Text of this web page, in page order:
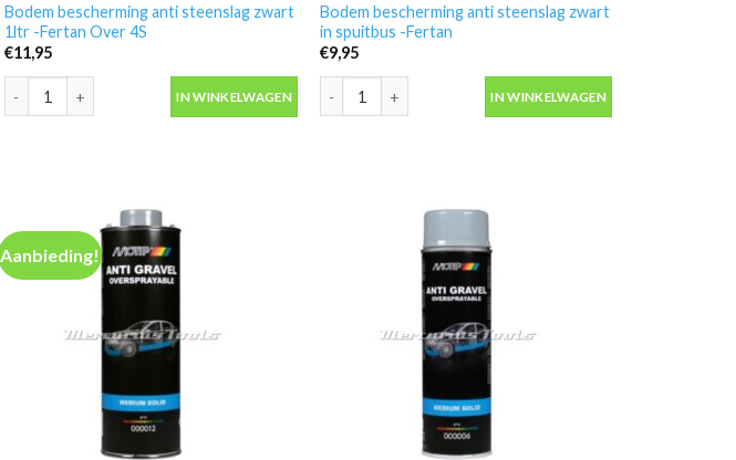
Bodem bescherming anti steenslag zwart
1ltr -Fertan Over 4S
€11,95
IN WINKELWAGEN
Bodem bescherming anti steenslag zwart
in spuitbus -Fertan
€9,95
IN WINKELWAGEN
Aanbieding!